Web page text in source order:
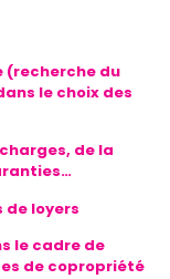
(recherche du
le choix des
de la
loyers
le cadre de
de copropriété